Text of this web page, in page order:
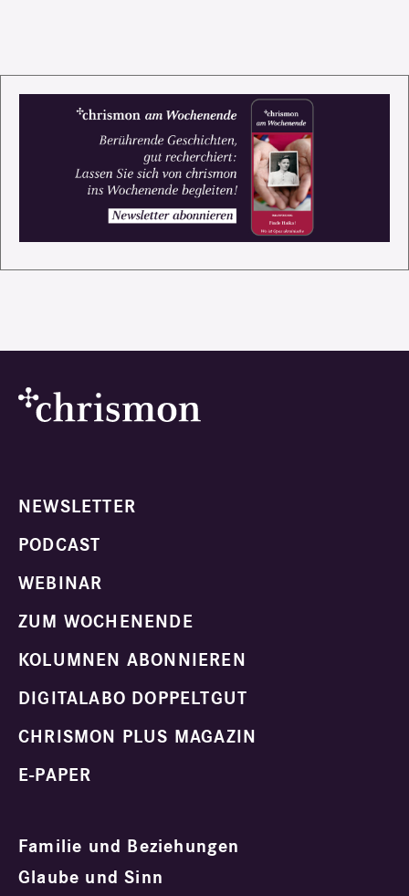
NEWSLETTER
PODCAST
WEBINAR
ZUM WOCHENENDE
KOLUMNEN ABONNIEREN
DIGITALABO DOPPELTGUT
CHRISMON PLUS MAGAZIN
E-PAPER
Familie und Beziehungen
Glaube und Sinn